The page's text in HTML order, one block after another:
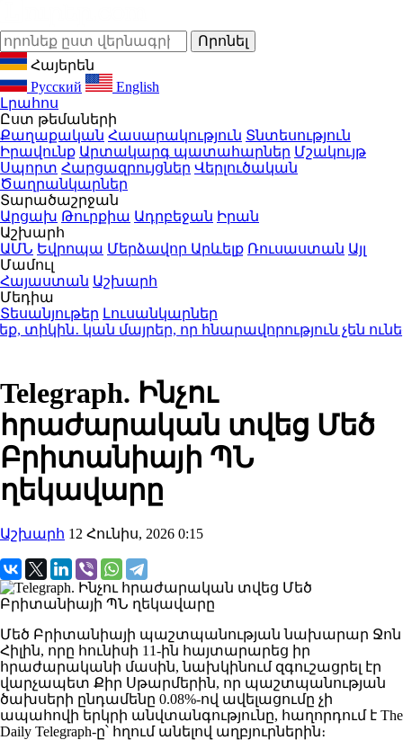
Հայերեն
Русский
English
Լրահոս
Ըստ թեմաների
Քաղաքական Հասարակություն Տնտեսություն
Իրավունք Արտակարգ պատահարներ Մշակույթ
Սպորտ Հարցազրույցներ Վերլուծական
Ծաղրանկարներ
Տարածաշրջան
Արցախ Թուրքիա Ադրբեջան Իրան
Աշխարհ
ԱՄՆ Եվրոպա Մերձավոր Արևելք Ռուսաստան Այլ
Մամուլ
Հայաստան Աշխարհ
Մեդիա
Տեսանյութեր Լուսանկարներ
կան մայրեր, որ հնարավորություն չեն
Telegraph. Ինչու
հրաժարական տվեց Մեծ
Բրիտանիայի ՊՆ
ղեկավարը
Աշխարհ 12 Հունիս, 2026 0:15
Մեծ Բրիտանիայի պաշտպանության նախարար Ջոն
Հիլին, որը հունիսի 11-ին հայտարարեց իր
հրաժարականի մասին, նախկինում զգուշացրել էր
վարչապետ Քիր Սթարմերին, որ պաշտպանության
ծախսերի ընդամենը 0.08%-ով ավելացումը չի
ապահովի երկրի անվտանգությունը, հաղորդում է The
Daily Telegraph-ը՝ հղում անելով աղբյուրներին։